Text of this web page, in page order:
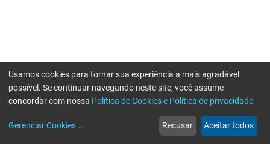
web
Notícias
more_horiz
Mais
Usamos cookies para tornar sua experiência a mais agradável
possível. Se continuar navegando neste site, você assume
concordar com nossa Política de Cookies e Política de privacidade
Gerenciar Cookies... Recusar Aceitar todos
Erro ao enviar informações, por favor tente novamente